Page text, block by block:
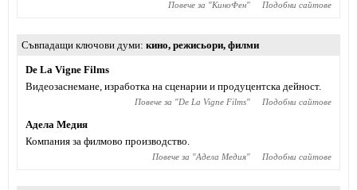
Повече за "КиноФен" Подобни сайтове
Съвпадащи ключови думи кино, режисьори, филми
De La Vigne Films
Видеозаснемане, изработка на сценарии и продуцентска дейност.
Повече за "De La Vigne Films" Подобни сайтове
Адела Медия
Компания за филмово производство.
Повече за "Адела Медия" Подобни сайтове